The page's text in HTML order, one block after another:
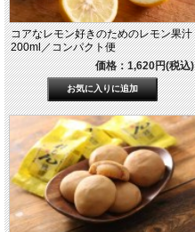
コアなレモン好きのためのレモン果汁
200ml／コンパクト便
価格：1,620円(税込)